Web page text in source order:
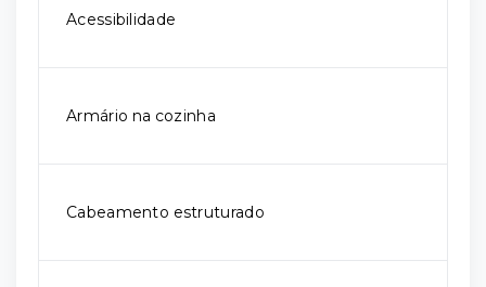
Acessibilidade
Armário na cozinha
Cabeamento estruturado